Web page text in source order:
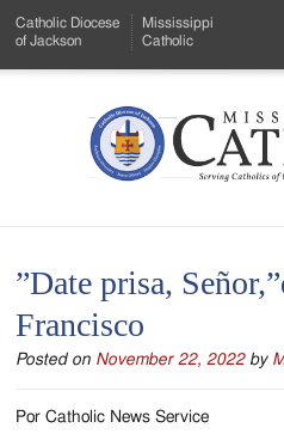
to
Menu
Content
Catholic Diocese
of Jackson
Mississippi
Catholic
Mississippi
Serving
Catholics
of
the
”Date prisa,
Francisco
Posted on November 22, 2022 by
Por Catholic News Service